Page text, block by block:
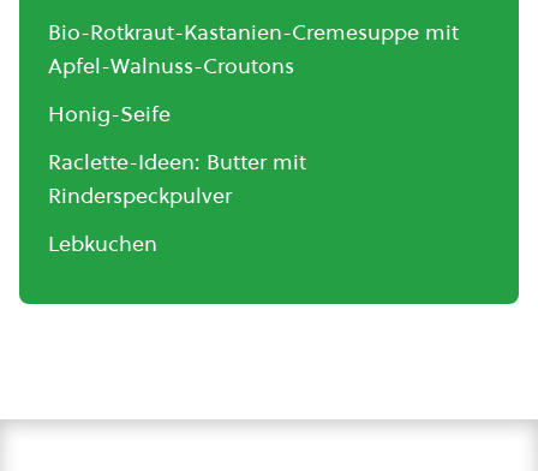
Bio-Rotkraut-Kastanien-Cremesuppe mit
Apfel-Walnuss-Croutons
Honig-Seife
Raclette-Ideen: Butter mit
Rinderspeckpulver
Lebkuchen